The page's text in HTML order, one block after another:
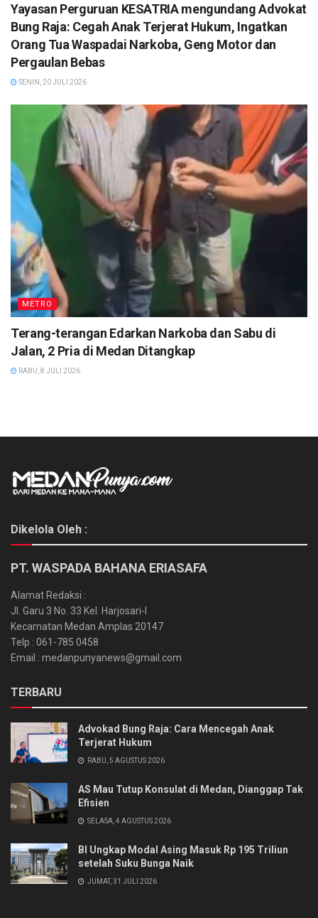
Yayasan Perguruan KESATRIA mengundang Advokat
Bung Raja: Cegah Anak Terjerat Hukum, Ingatkan
Orang Tua Waspadai Narkoba, Geng Motor dan
Pergaulan Bebas
SENIN, 20 JULI 2026
METRO
Terang-terangan Edarkan Narkoba dan Sabu di
Jalan, 2 Pria di Medan Ditangkap
RABU, 8 JULI 2026
Dikelola Oleh :
PT. WASPADA BAHANA ERIASAFA
Alamat Redaksi :
Jl. Garu 3 No. 33 Kel. Harjosari-I
Kecamatan Medan Amplas 20147
Telp : 061-785 0458
Email : medanpunyanews@gmail.com
TERBARU
Advokad Bung Raja: Cara Mencegah Anak
Terjerat Hukum
RABU, 5 AGUSTUS 2026
AS Mau Tutup Konsulat di Medan, Dianggap Tak
Efisien
SELASA, 4 AGUSTUS 2026
BI Ungkap Modal Asing Masuk Rp 195 Triliun
setelah Suku Bunga Naik
JUMAT, 31 JULI 2026